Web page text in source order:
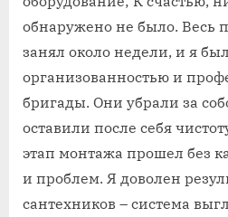
обнаружено не было. Весь
занял около недели‚ и я
организованностью и
бригады. Они убрали за
оставили после себя
этап монтажа прошел без
и проблем. Я доволен
сантехников – система